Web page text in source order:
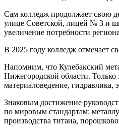
Сам колледж продолжает свою
улице Советской, лицей № 3 и
увеличение потребности
В 2025 году колледж отмечает
Напомним, что Кулебакский
Нижегородской области. Только
материаловедение, гидравлика,
Знаковым достижение
по мировым стандартам:
производства титана,